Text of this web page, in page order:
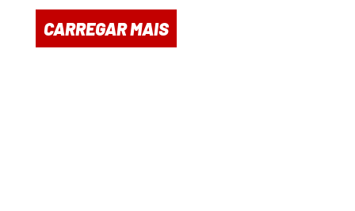
CARREGAR MAIS